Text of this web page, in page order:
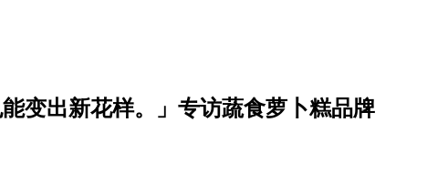
变出新花样。」专访蔬食萝卜糕品牌